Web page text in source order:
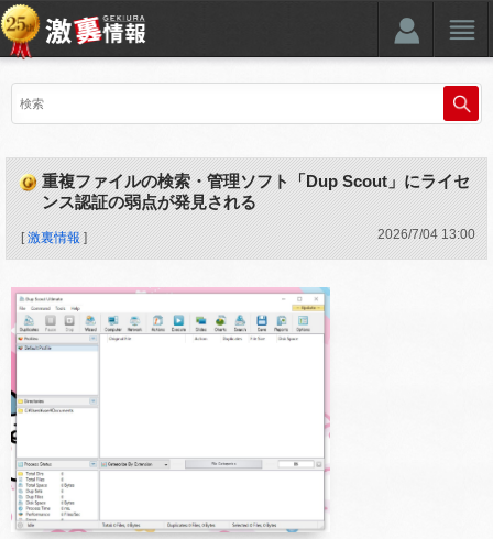
重複ファイルの検索・管理ソフト「Dup Scout」にライセ
ンス認証の弱点が発見される
[激裏情報 ] 2026/7/04 13:00